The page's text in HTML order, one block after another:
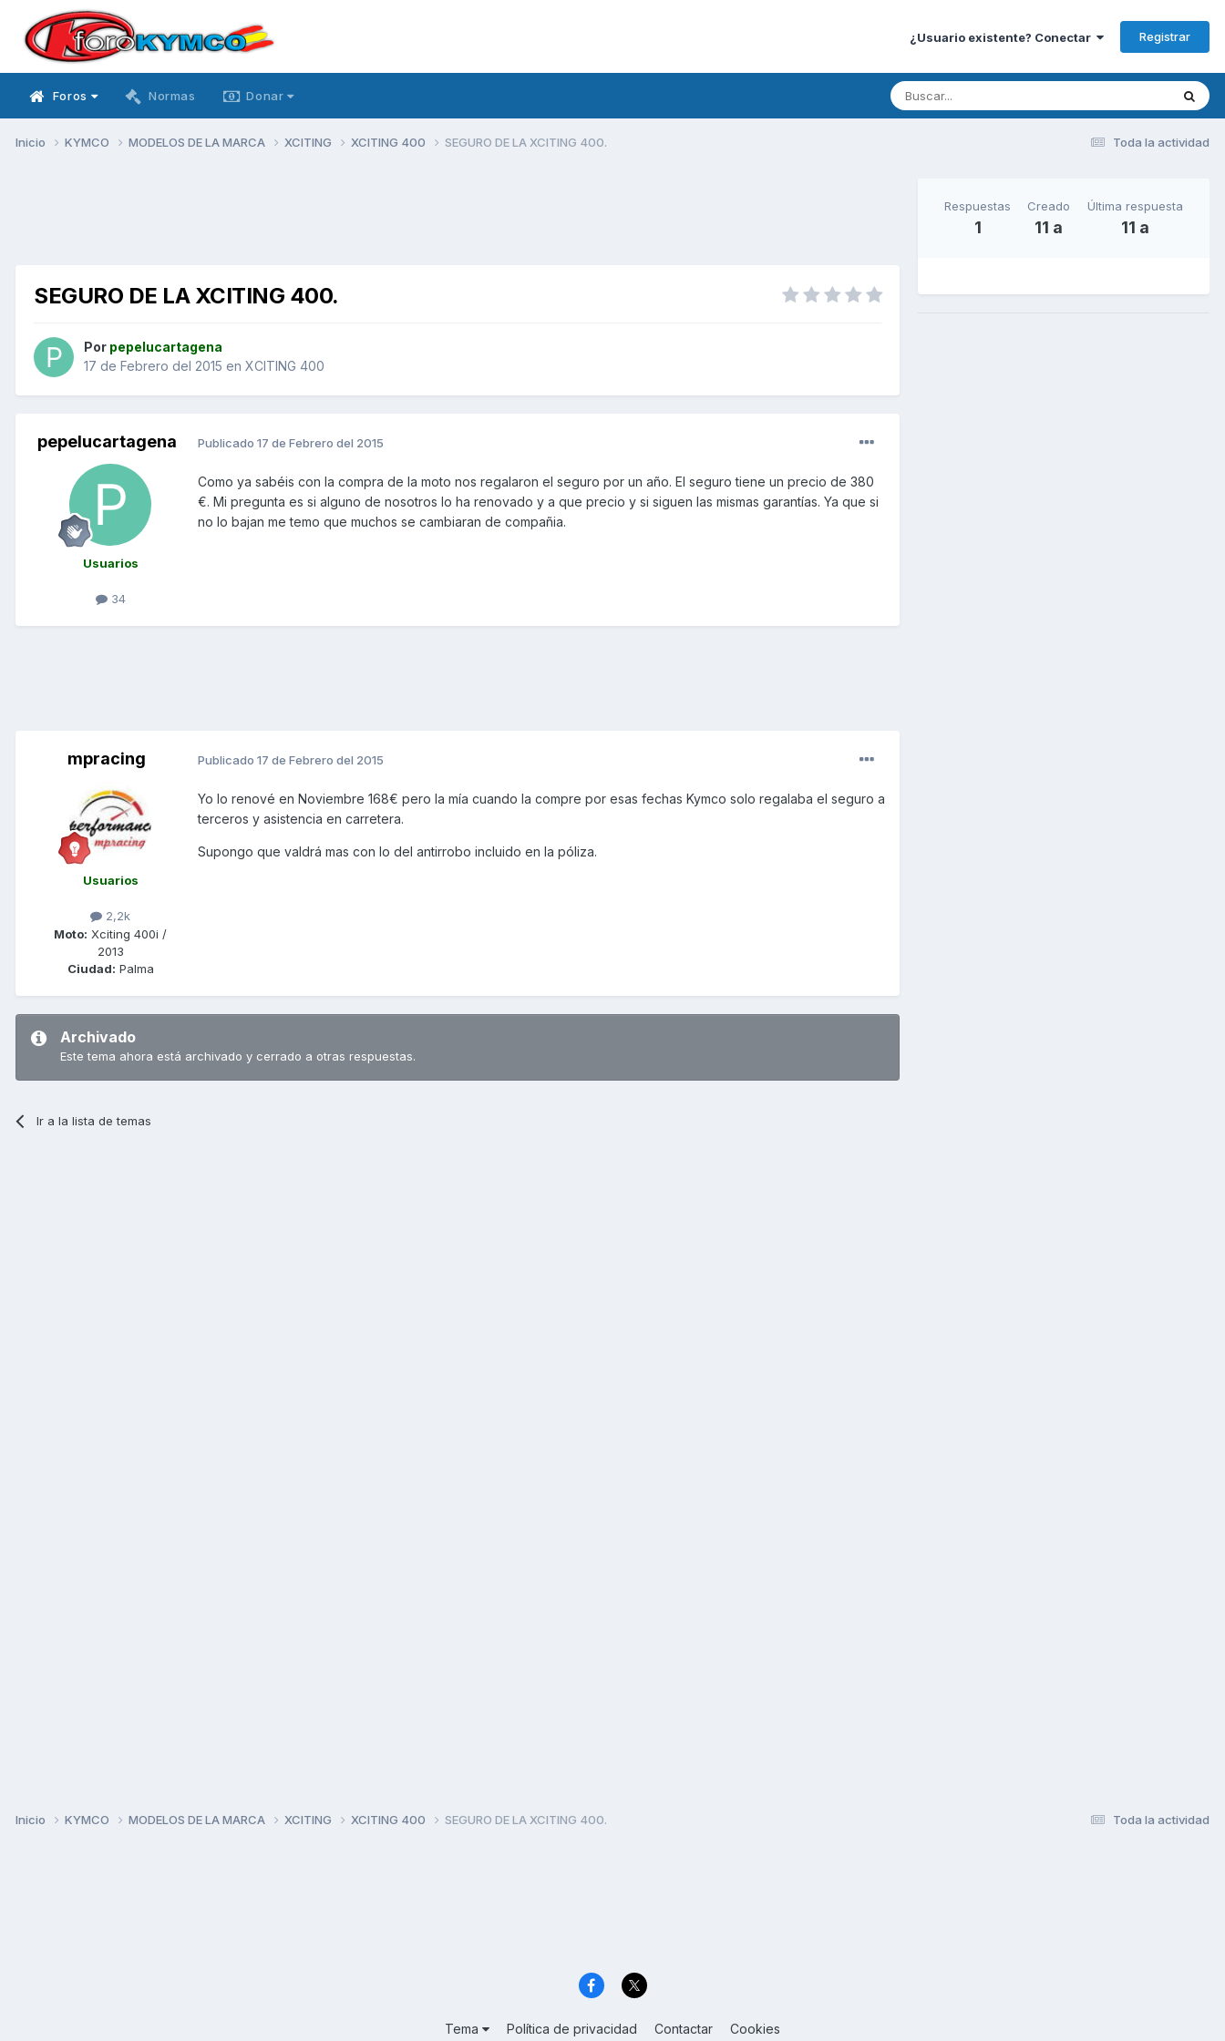
¿Usuario existente? Conectar Registrar
Foros Normas Donar
Toda la actividad
Inicio KYMCO MODELOS DE LA MARCA XCITING XCITING 400 SEGURO DE LA XCITING 400.
SEGURO DE LA XCITING 400.
Por pepelucartagena
17 de Febrero del 2015 en XCITING 400
pepelucartagena
Usuarios
34
Publicado 17 de Febrero del 2015
Como ya sabéis con la compra de la moto nos regalaron el seguro por un año. El seguro tiene un precio de 380
€. Mi pregunta es si alguno de nosotros lo ha renovado y a que precio y si siguen las mismas garantías. Ya que si
no lo bajan me temo que muchos se cambiaran de compañia.
mpracing
Usuarios
2,2k
Moto: Xciting 400i /
2013
Ciudad: Palma
Publicado 17 de Febrero del 2015
Yo lo renové en Noviembre 168€ pero la mía cuando la compre por esas fechas Kymco solo regalaba el seguro a
terceros y asistencia en carretera.
Supongo que valdrá mas con lo del antirrobo incluido en la póliza.
Archivado
Este tema ahora está archivado y cerrado a otras respuestas.
Ir a la lista de temas
Respuestas
1
Creado
11 a
Última respuesta
11 a
Toda la actividad
Inicio KYMCO MODELOS DE LA MARCA XCITING XCITING 400 SEGURO DE LA XCITING 400.
Tema Política de privacidad Contactar Cookies